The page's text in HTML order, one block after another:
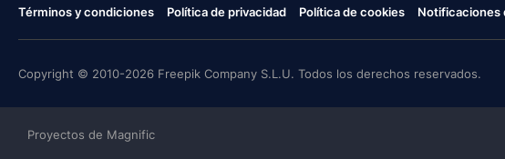
Términos y condiciones Política de privacidad Política de cookies Notificaciones
Copyright © 2010-2026 Freepik Company S.L.U. Todos los derechos reservados.
Proyectos de Magnific